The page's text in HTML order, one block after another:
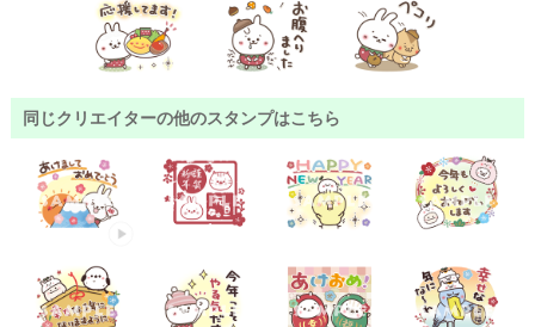
同じクリエイターの他のスタンプはこちら